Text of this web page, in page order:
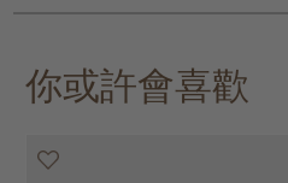
你或許會喜歡